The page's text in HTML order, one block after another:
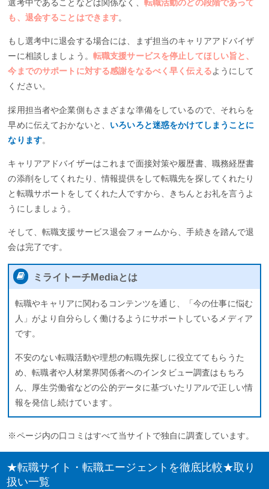
選考中であることなどは関係なく、 転職活動のどの段階であって
も、退会することはできます。
もし選考中に退会する場合には、まず担当のキャリアアドバイザ
ーに相談しましょう。 転職支援サービスを停止してほしい旨と、
今までのサポートに対する感謝をなるべく早く伝えるようにして
ください。
採用担当者や企業側もさまざまな準備をしているので、それらを
早めに伝えておかないと、 いろいろと迷惑をかけてしまうことに
なります。
キャリアアドバイザーはこれまで面接対策や履歴書、職務経歴書
の添削をしてくれたり、情報提供をして転職先を探してくれたり
と転職サポートをしてくれた人ですから、きちんとお礼を言うよ
うにしましょう。
そして、転職支援サービス退会フォームから、手続きを踏んで退
会は完了です。
ミライトーチMediaとは
転職やキャリアに関わるコンテンツを通じ、「今の仕事に悩む
人」がより自分らしく働けるようにサポートしているメディア
です。
不安のない転職活動や理想の転職先探しに役立ててもらうた
め、転職者や人材業界関係者へのインタビュー調査はもちろ
ん、厚生労働省などの公的データに基づいたリアルで正しい情
報を発信し続けています。
※ページ内の口コミはすべて当サイトで独自に調査しています。
★転職サイト・転職エージェントを徹底比較★取り
扱い一覧